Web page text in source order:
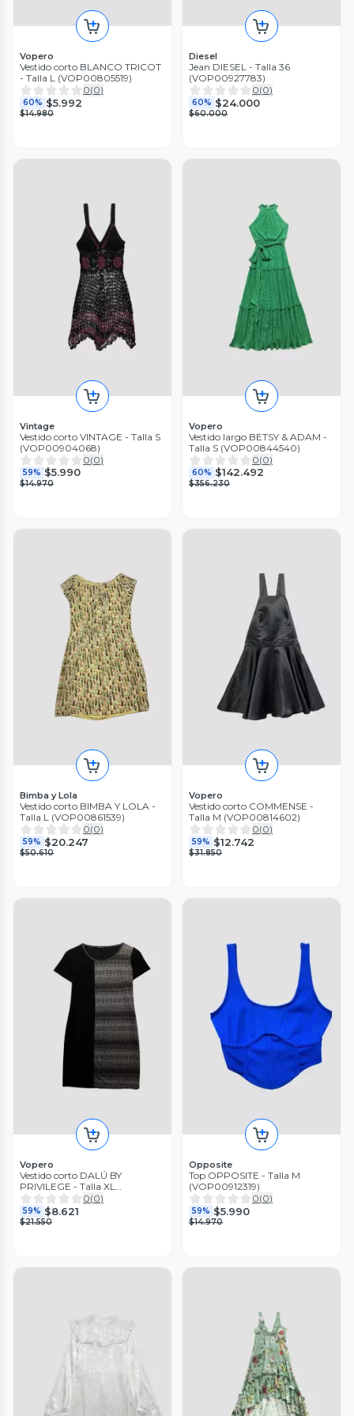
Vopero
Vestido corto BLANCO TRICOT
- Talla L (VOP00805519)
0(0)
60% $5.992
$14.980
Diesel
Jean DIESEL - Talla 36
(VOP00927783)
0(0)
60% $24.000
$60.000
Vintage
Vestido corto VINTAGE - Talla S
(VOP00904068)
0(0)
59% $5.990
$14.970
Vopero
Vestido largo BETSY & ADAM -
Talla S (VOP00844540)
0(0)
60% $142.492
$356.230
Bimba y Lola
Vestido corto BIMBA Y LOLA -
Talla L (VOP00861539)
0(0)
59% $20.247
$50.610
Vopero
Vestido corto COMMENSE -
Talla M (VOP00814602)
0(0)
59% $12.742
$31.850
Vopero
Vestido corto DALÚ BY
PRIVILEGE - Talla XL
(VOP00921791)
0(0)
59% $8.621
$21.550
Opposite
Top OPPOSITE - Talla M
(VOP00912319)
0(0)
59% $5.990
$14.970